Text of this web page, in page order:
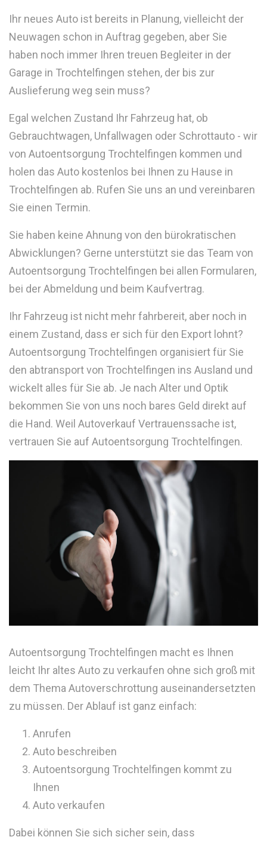
Ihr neues Auto ist bereits in Planung, vielleicht der
Neuwagen schon in Auftrag gegeben, aber Sie
haben noch immer Ihren treuen Begleiter in der
Garage in Trochtelfingen stehen, der bis zur
Auslieferung weg sein muss?
Egal welchen Zustand Ihr Fahrzeug hat, ob
Gebrauchtwagen, Unfallwagen oder Schrottauto - wir
von Autoentsorgung Trochtelfingen kommen und
holen das Auto kostenlos bei Ihnen zu Hause in
Trochtelfingen ab. Rufen Sie uns an und vereinbaren
Sie einen Termin.
Sie haben keine Ahnung von den bürokratischen
Abwicklungen? Gerne unterstützt sie das Team von
Autoentsorgung Trochtelfingen bei allen Formularen,
bei der Abmeldung und beim Kaufvertrag.
Ihr Fahrzeug ist nicht mehr fahrbereit, aber noch in
einem Zustand, dass er sich für den Export lohnt?
Autoentsorgung Trochtelfingen organisiert für Sie
den abtransport von Trochtelfingen ins Ausland und
wickelt alles für Sie ab. Je nach Alter und Optik
bekommen Sie von uns noch bares Geld direkt auf
die Hand. Weil Autoverkauf Vertrauenssache ist,
vertrauen Sie auf Autoentsorgung Trochtelfingen.
Autoentsorgung Trochtelfingen macht es Ihnen
leicht Ihr altes Auto zu verkaufen ohne sich groß mit
dem Thema Autoverschrottung auseinandersetzten
zu müssen. Der Ablauf ist ganz einfach:
Anrufen
Auto beschreiben
Autoentsorgung Trochtelfingen kommt zu
Ihnen
Auto verkaufen
Dabei können Sie sich sicher sein, dass